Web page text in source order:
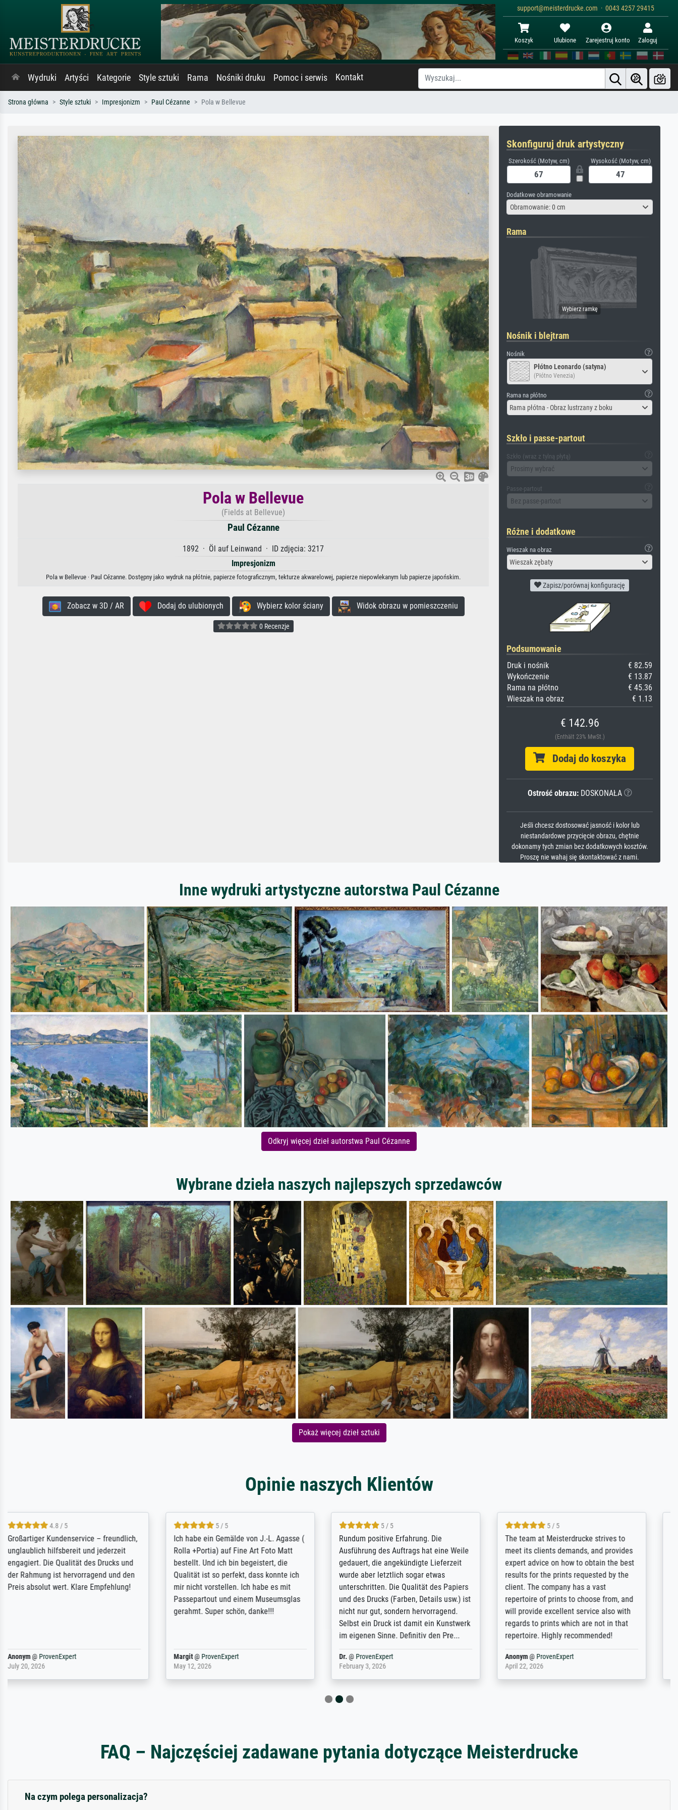
support@meisterdrucke.com · 0043 4257 29415
Koszyk Ulubione Zarejestruj konto Zaloguj
Wydruki Artyści Kategorie Style sztuki Rama Nośniki druku Pomoc i serwis Kontakt
Strona główna Style sztuki Impresjonizm Paul Cézanne Pola w Bellevue
Pola w Bellevue
(Fields at Bellevue)
Paul Cézanne
1892 · Öl auf Leinwand · ID zdjęcia: 3217
Impresjonizm
Pola w Bellevue · Paul Cézanne. Dostępny jako wydruk na płótnie, papierze fotograficznym, tekturze akwarelowej, papierze niepowlekanym lub papierze japońskim.
Zobacz w 3D / AR Dodaj do ulubionych Wybierz kolor ściany Widok obrazu w pomieszczeniu
0 Recenzje
Skonfiguruj druk artystyczny
Szerokość (Motyw, cm) Wysokość (Motyw, cm)
Dodatkowe obramowanie
Obramowanie: 0 cm
Rama
Nośnik i blejtram
Nośnik
Płótno Leonardo (satyna)
(Płótno Venezia)
Rama na płótno
Rama płótna - Obraz lustrzany z boku
Szkło i passe-partout
Szkło (wraz z tylną płytą)
Prosimy wybrać
Passe-partout
Bez passe-partout
Różne i dodatkowe
Wieszak na obraz
Wieszak zębaty
Zapisz/porównaj konfigurację
Podsumowanie
Druk i nośnik
€ 82.59
Wykończenie
€ 13.87
Rama na płótno
€ 45.36
Wieszak na obraz
€ 1.13
€ 142.96
(Enthält 23% MwSt.)
Dodaj do koszyka
Ostrość obrazu:DOSKONAŁA
Jeśli chcesz dostosować jasność i kolor lub
niestandardowe przycięcie obrazu, chętnie
dokonamy tych zmian bez dodatkowych kosztów.
Proszę nie wahaj się skontaktować z nami.
Inne wydruki artystyczne autorstwa Paul Cézanne
Odkryj więcej dzieł autorstwa Paul Cézanne
Wybrane dzieła naszych najlepszych sprzedawców
Pokaż więcej dzieł sztuki
Opinie naszych Klientów
5 / 5
Rundum positive Erfahrung. Die
Ausführung des Auftrags hat eine Weile
gedauert, die angekündigte Lieferzeit
wurde aber letztlich sogar etwas
unterschritten. Die Qualität des Papiers
Dr.@ProvenExpert
February 3, 2026
The team at Meisterdrucke strives to
meet its clients demands, and provides
expert advice on how to obtain the best
results for the prints requested by the
client. The company has a vast
repertoire of prints to choose from, and
will provide excellent service also with
Anonym@ProvenExpert
April 22, 2026
Outstanding quality and customer
support. - the quality of the printing is
excellent and difficult to distinguish
from the real thing; it will be my go-to
for high-quality art prints from now on -
the quality of the framing is excellent -
the customisation options for the work
are broad - the customer support
colleagues are truly super...
Anonym@ProvenExpert
January 12, 2026
Qualité absolument irréprochable.
Extraordinaire diversité des thèmes
abordés et personnalisation des
demandes (recadrage, réajustement des
couleurs). Relation clientèle parfaite.
Transport, réception sans aucun
problème. Merci à toute l'équipe ! Hervé
Anonym@ProvenExpert
March 31, 2025
FAQ – Najczęściej zadawane pytania dotyczące Meisterdrucke
Na czym polega personalizacja?